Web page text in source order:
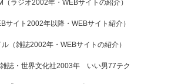
（ラジオ2002年・WEBサイトの紹介）
サイト2002年以降・WEBサイト紹介）
（雑誌2002年・WEBサイトの紹介）
雑誌・世界文化社2003年 いい男77テク